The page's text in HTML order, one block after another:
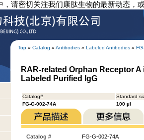
，请密切关注我们康肽生物的最新动态，
Top » Catalog » Antibodies » Labeled Antibodies »
RAR-related Orphan Receptor
Labeled Purified IgG
Catalog#
Standard
FG-G-002-74A
100 µl
Catalog #
FG-G-002-74A